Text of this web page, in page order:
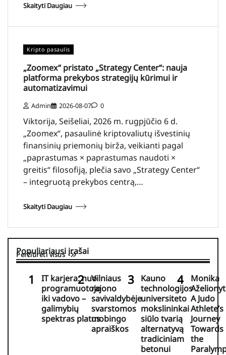
Skaityti Daugiau
Kripto pasaulis
„Zoomex“ pristato „Strategy Center“: nauja
platforma prekybos strategijų kūrimui ir
automatizavimui
Admin 2026-08-07 0
Viktorija, Seišeliai, 2026 m. rugpjūčio 6 d.
„Zoomex“, pasaulinė kriptovaliutų išvestinių
finansinių priemonių birža, veikianti pagal
„paprastumas × paprastumas naudoti ×
greitis“ filosofiją, plečia savo „Strategy Center“
– integruotą prekybos centrą,…
Skaityti Daugiau
Populiariausi įrašai
Peržiūrėti visus
IT karjera: nuo
programuotojo
iki vadovo –
galimybių
spektras platus
Vilniaus
rajono
savivaldybėje
svarstomos
mobingo
apraiškos
Kauno
technologijos
universiteto
mokslininkai
siūlo tvarią
alternatyvą
tradiciniam
betonui
Monika
A Judo
Athlete’s
Journey
Towards
the